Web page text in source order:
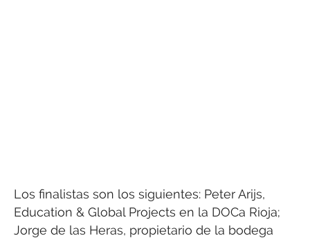
Los finalistas son los siguientes: Peter Arijs,
Education & Global Projects en la DOCa Rioja;
Jorge de las Heras, propietario de la bodega